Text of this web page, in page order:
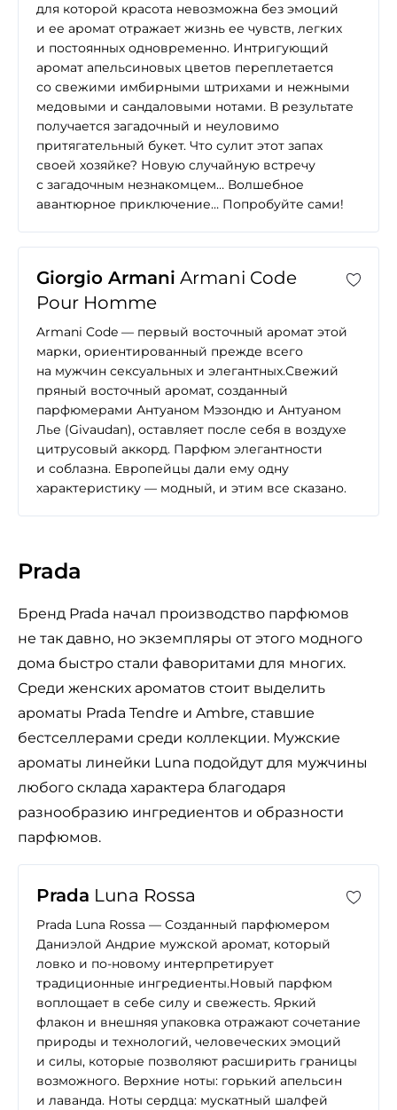
для которой красота невозможна без эмоций
и ее аромат отражает жизнь ее чувств, легких
и постоянных одновременно. Интригующий
аромат апельсиновых цветов переплетается
со свежими имбирными штрихами и нежными
медовыми и сандаловыми нотами. В результате
получается загадочный и неуловимо
притягательный букет. Что сулит этот запах
своей хозяйке? Новую случайную встречу
с загадочным незнакомцем… Волшебное
авантюрное приключение… Попробуйте сами!
Giorgio Armani Armani Code
Pour Homme
Armani Code — первый восточный аромат этой
марки, ориентированный прежде всего
на мужчин сексуальных и элегантных.Свежий
пряный восточный аромат, созданный
парфюмерами Антуаном Мэзондю и Антуаном
Лье (Givaudan), оставляет после себя в воздухе
цитрусовый аккорд. Парфюм элегантности
и соблазна. Европейцы дали ему одну
характеристику — модный, и этим все сказано.
Prada
Бренд Prada начал производство парфюмов
не так давно, но экземпляры от этого модного
дома быстро стали фаворитами для многих.
Среди женских ароматов стоит выделить
ароматы Prada Tendre и Ambre, ставшие
бестселлерами среди коллекции. Мужские
ароматы линейки Luna подойдут для мужчины
любого склада характера благодаря
разнообразию ингредиентов и образности
парфюмов.
Prada Luna Rossa
Prada Luna Rossa — Созданный парфюмером
Даниэлой Андрие мужской аромат, который
ловко и по-новому интерпретирует
традиционные ингредиенты.Новый парфюм
воплощает в себе силу и свежесть. Яркий
флакон и внешняя упаковка отражают сочетание
природы и технологий, человеческих эмоций
и силы, которые позволяют расширить границы
возможного. Верхние ноты: горький апельсин
и лаванда. Ноты сердца: мускатный шалфей